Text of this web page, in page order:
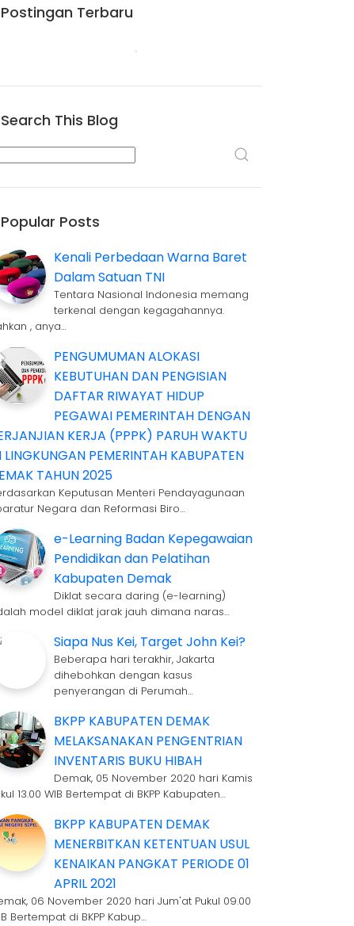
Postingan Terbaru
Search This Blog
Popular Posts
Kenali Perbedaan Warna Baret
Dalam Satuan TNI
Tentara Nasional Indonesia memang
terkenal dengan kegagahannya.
, anya…
PENGUMUMAN ALOKASI
KEBUTUHAN DAN PENGISIAN
DAFTAR RIWAYAT HIDUP
PEGAWAI PEMERINTAH DENGAN
KERJA (PPPK) PARUH WAKTU
LINGKUNGAN PEMERINTAH KABUPATEN
TAHUN 2025
Keputusan Menteri Pendayagunaan
Negara dan Reformasi Biro…
e-Learning Badan Kepegawaian
Pendidikan dan Pelatihan
Kabupaten Demak
Diklat secara daring (e-learning)
model diklat jarak jauh dimana naras…
Siapa Nus Kei, Target John Kei?
Beberapa hari terakhir, Jakarta
dihebohkan dengan kasus
penyerangan di Perumah…
BKPP KABUPATEN DEMAK
MELAKSANAKAN PENGENTRIAN
INVENTARIS BUKU HIBAH
Demak, 05 November 2020 hari Kamis
13.00 WIB Bertempat di BKPP Kabupaten…
BKPP KABUPATEN DEMAK
MENERBITKAN KETENTUAN USUL
KENAIKAN PANGKAT PERIODE 01
APRIL 2021
06 November 2020 hari Jum'at Pukul 09.00
Bertempat di BKPP Kabup…